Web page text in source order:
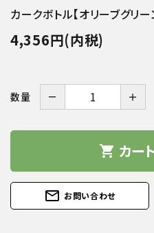
カークボトル【オリーブグリー
4,356円(内税)
数量 － ＋
shopping_cart カー
mail_outline お問い合わせ